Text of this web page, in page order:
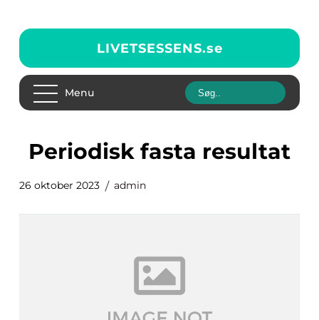
LIVETSESSENS.se
Menu
periodisk fasta resultat
26 oktober 2023 admin